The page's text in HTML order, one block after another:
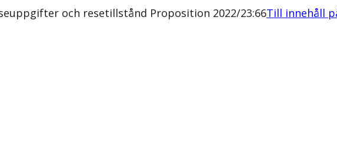
och resetillstånd Proposition 2022/23:66Till innehåll